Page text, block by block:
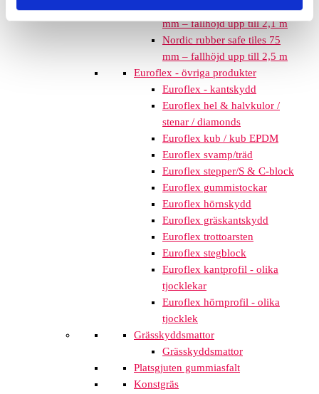
Nordic rubber safe tiles 55
mm – fallhöjd upp till 2,1 m
Nordic rubber safe tiles 75
mm – fallhöjd upp till 2,5 m
Euroflex - övriga produkter
Euroflex - kantskydd
Euroflex hel & halvkulor /
stenar / diamonds
Euroflex kub / kub EPDM
Euroflex svamp/träd
Euroflex stepper/S & C-block
Euroflex gummistockar
Euroflex hörnskydd
Euroflex gräskantskydd
Euroflex trottoarsten
Euroflex stegblock
Euroflex kantprofil - olika
tjocklekar
Euroflex hörnprofil - olika
tjocklek
Grässkyddsmattor
Grässkyddsmattor
Platsgjuten gummiasfalt
Konstgräs